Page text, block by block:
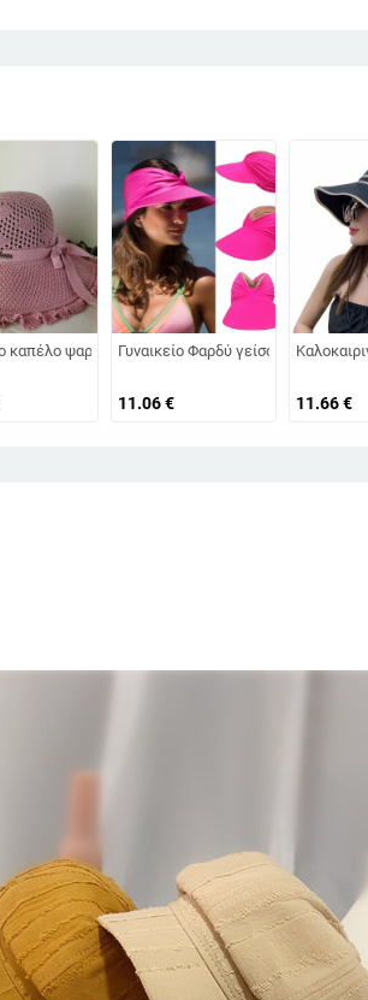
καπέλο Πτυσσόμενο καπέλο για τον ήλιο
πλεκτό από γούνα κουνελιού, ανθεκτικό
Πτυσσόμενα Καπέλα Παραλίας Γυναικεία
καπέλο ψαρά με πλατύ γείσο, καπέλο ηλίου,
Γυναικείο Φαρδύ γείσο
11.06€ 11.66€